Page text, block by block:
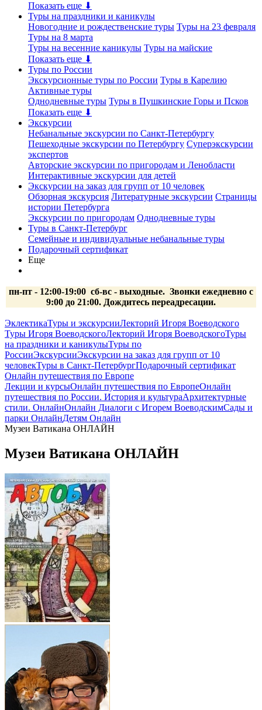
Показать еще ⬇
Туры на праздники и каникулы
Новогодние и рождественские туры Туры на 23 февраля
Туры на 8 марта
Туры на весенние каникулы Туры на майские
Показать еще ⬇
Туры по России
Экскурсионные туры по России Туры в Карелию
Активные туры
Однодневные туры Туры в Пушкинские Горы и Псков
Показать еще ⬇
Экскурсии
Небанальные экскурсии по Санкт-Петербургу
Пешеходные экскурсии по Петербургу Суперэкскурсии
экспертов
Авторские экскурсии по пригородам и Ленобласти
Интерактивные экскурсии для детей
Экскурсии на заказ для групп от 10 человек
Обзорная экскурсия Литературные экскурсии Страницы
истории Петербурга
Экскурсии по пригородам Однодневные туры
Туры в Санкт-Петербург
Семейные и индивидуальные небанальные туры
Подарочный сертификат
Еще
пн-пт - 12:00-19:00 сб-вс - выходные. Звонки ежедневно с
9:00 до 21:00. Дождитесь переадресации.
ЭклектикаТуры и экскурсииЛекторий Игоря Воеводского
Туры Игоря ВоеводскогоЛекторий Игоря ВоеводскогоТуры
на праздники и каникулыТуры по
РоссииЭкскурсииЭкскурсии на заказ для групп от 10
человекТуры в Санкт-ПетербургПодарочный сертификат
Онлайн путешествия по Европе
Лекции и курсыОнлайн путешествия по ЕвропеОнлайн
путешествия по России. История и культураАрхитектурные
стили. ОнлайнОнлайн Диалоги с Игорем ВоеводскимСады и
парки ОнлайнДетям Онлайн
Музеи Ватикана ОНЛАЙН
Музеи Ватикана ОНЛАЙН